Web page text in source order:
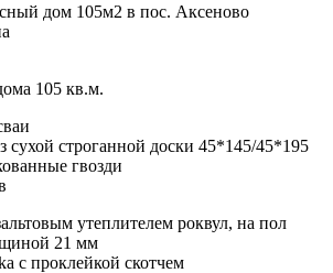
дом 105м2 в пос. Аксеново
105 кв.м.
сухой строганной доски 45*145/45*195
гвозди
утеплителем роквул, на пол
21 мм
с проклейкой скотчем